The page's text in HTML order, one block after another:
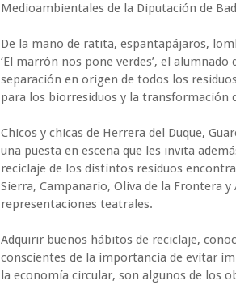
Medioambientales de la Diputación de
De la mano de ratita, espantapájaros,
‘El marrón nos pone verdes’, el
separación en origen de todos los
para los biorresiduos y la transformación
Chicos y chicas de Herrera del Duque,
una puesta en escena que les invita
reciclaje de los distintos residuos
Sierra, Campanario, Oliva de la Frontera
representaciones teatrales.
Adquirir buenos hábitos de reciclaje,
conscientes de la importancia de evitar
la economía circular, son algunos de los